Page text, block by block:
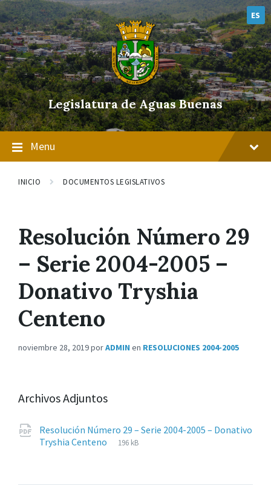
Skip
to
content
Skip
to
main
navigation
Skip
to
footer
ES
Legislatura de Aguas Buenas
Menu
INICIO DOCUMENTOS LEGISLATIVOS
Resolución Número 29
– Serie 2004-2005 –
Donativo Tryshia
Centeno
noviembre 28, 2019porADMIN en RESOLUCIONES 2004-2005
Archivos Adjuntos
Resolución Número 29 – Serie 2004-2005 – Donativo
Tryshia Centeno
Extensiones
pdf
Tamaño
196 kB